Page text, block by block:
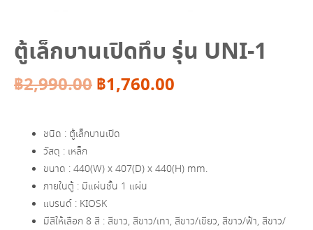
ตู้เล็กบานเปิดทึบ รุ่น UNI-1
฿2,990.00Original
was:
฿2,990.00.
฿1,760.00
฿1,760.00.
ชนิด : ตู้เล็กบานเปิด
วัสดุ : เหล็ก
ขนาด : 440(W) x 407(D) x 440(H) mm.
ภายในตู้ : มีแผ่นชั้น 1 แผ่น
แบรนด์ : KIOSK
มีสีให้เลือก 8 สี : สีขาว, สีขาว/เทา, สีขาว/เขียว, สีขาว/ฟ้า, สีขาว/